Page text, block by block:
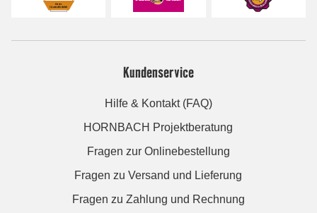
Kundenservice
Hilfe & Kontakt (FAQ)
HORNBACH Projektberatung
Fragen zur Onlinebestellung
Fragen zu Versand und Lieferung
Fragen zu Zahlung und Rechnung